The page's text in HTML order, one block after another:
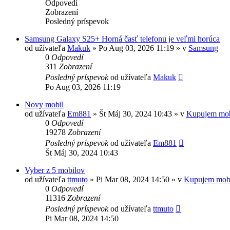
Odpovedí
Zobrazení
Posledný príspevok
Samsung Galaxy S25+ Horná časť telefonu je veľmi horúca
od užívateľa Makuk » Po Aug 03, 2026 11:19 » v Samsung
0 Odpovedí
311 Zobrazení
Posledný príspevokod užívateľa Makuk
Po Aug 03, 2026 11:19
Novy mobil
od užívateľa Em881 » Št Máj 30, 2024 10:43 » v Kupujem
0 Odpovedí
19278 Zobrazení
Posledný príspevokod užívateľa Em881
Št Máj 30, 2024 10:43
Vyber z 5 mobilov
od užívateľa ttmuto » Pi Mar 08, 2024 14:50 » v Kupujem
0 Odpovedí
11316 Zobrazení
Posledný príspevokod užívateľa ttmuto
Pi Mar 08, 2024 14:50